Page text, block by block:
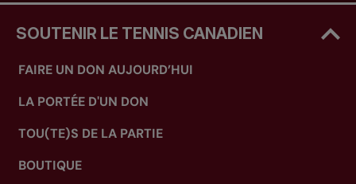
SOUTENIR LE TENNIS CANADIEN
FAIRE UN DON AUJOURD’HUI
LA PORTÉE D'UN DON
TOU(TE)S DE LA PARTIE
BOUTIQUE